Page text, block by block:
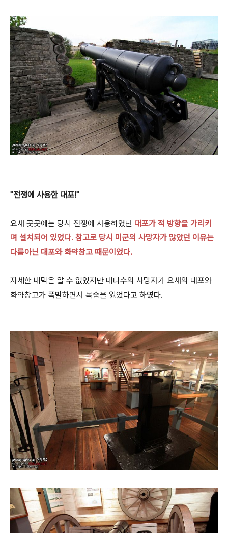
"전쟁에 사용한 대포!"
요새 곳곳에는 당시 전쟁에 사용하였던 대포가 적 방향을 가리키
며 설치되어 있었다. 참고로 당시 미군의 사망자가 많았던 이유는
다름아닌 대포와 화약창고 때문이었다.
자세한 내막은 알 수 없었지만 대다수의 사망자가 요새의 대포와
화약창고가 폭발하면서 목숨을 잃었다고 하였다.